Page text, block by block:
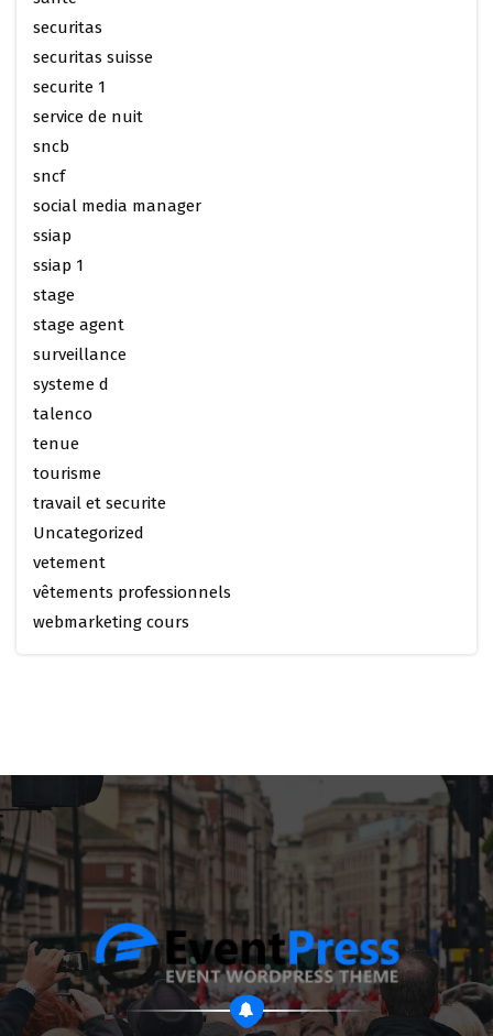
securitas
securitas suisse
securite 1
service de nuit
sncb
sncf
social media manager
ssiap
ssiap 1
stage
stage agent
surveillance
systeme d
talenco
tenue
tourisme
travail et securite
Uncategorized
vetement
vêtements professionnels
webmarketing cours